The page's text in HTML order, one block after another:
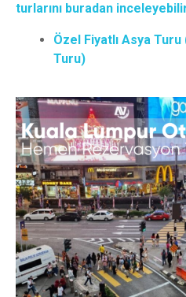
turlarını buradan
Özel Fiyatlı Asya
Turu)